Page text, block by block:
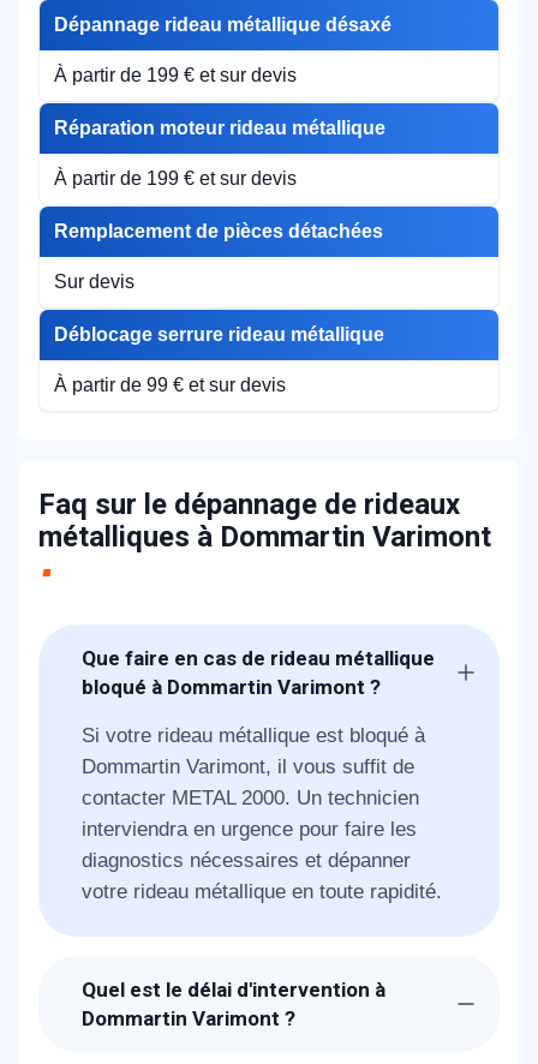
Dépannage rideau métallique désaxé
À partir de 199 € et sur devis
Réparation moteur rideau métallique
À partir de 199 € et sur devis
Remplacement de pièces détachées
Sur devis
Déblocage serrure rideau métallique
À partir de 99 € et sur devis
Faq sur le dépannage de rideaux
métalliques à Dommartin Varimont
Que faire en cas de rideau métallique
bloqué à Dommartin Varimont ?
Si votre rideau métallique est bloqué à
Dommartin Varimont, il vous suffit de
contacter METAL 2000. Un technicien
interviendra en urgence pour faire les
diagnostics nécessaires et dépanner
votre rideau métallique en toute rapidité.
Quel est le délai d'intervention à
Dommartin Varimont ?